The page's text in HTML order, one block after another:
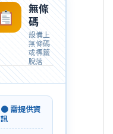
無條
碼
設備上
無條碼
或標籤
脫落
● 需提供資
訊